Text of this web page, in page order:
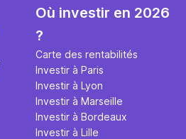
ce secret
principale
études et
Où investir en 2026
?
Carte des rentabilités
Investir à Paris
Investir à Lyon
Investir à Marseille
Investir à Bordeaux
Investir à Lille